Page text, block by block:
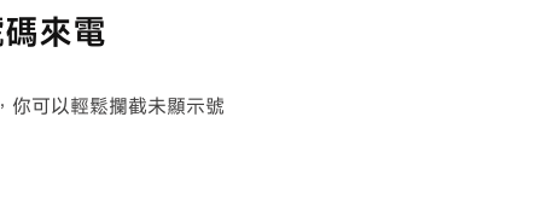
來電
你可以輕鬆攔截未顯示號